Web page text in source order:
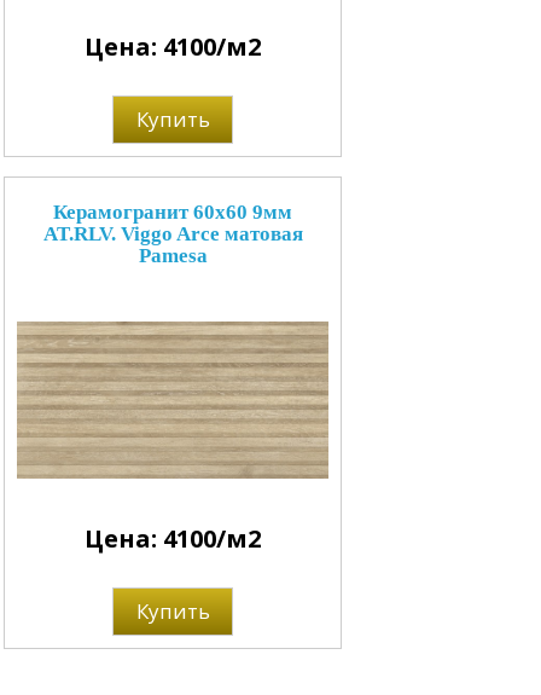
Цена: 4100/м2
Купить
Керамогранит 60x60 9мм
AT.RLV. Viggo Arce матовая
Pamesa
Цена: 4100/м2
Купить